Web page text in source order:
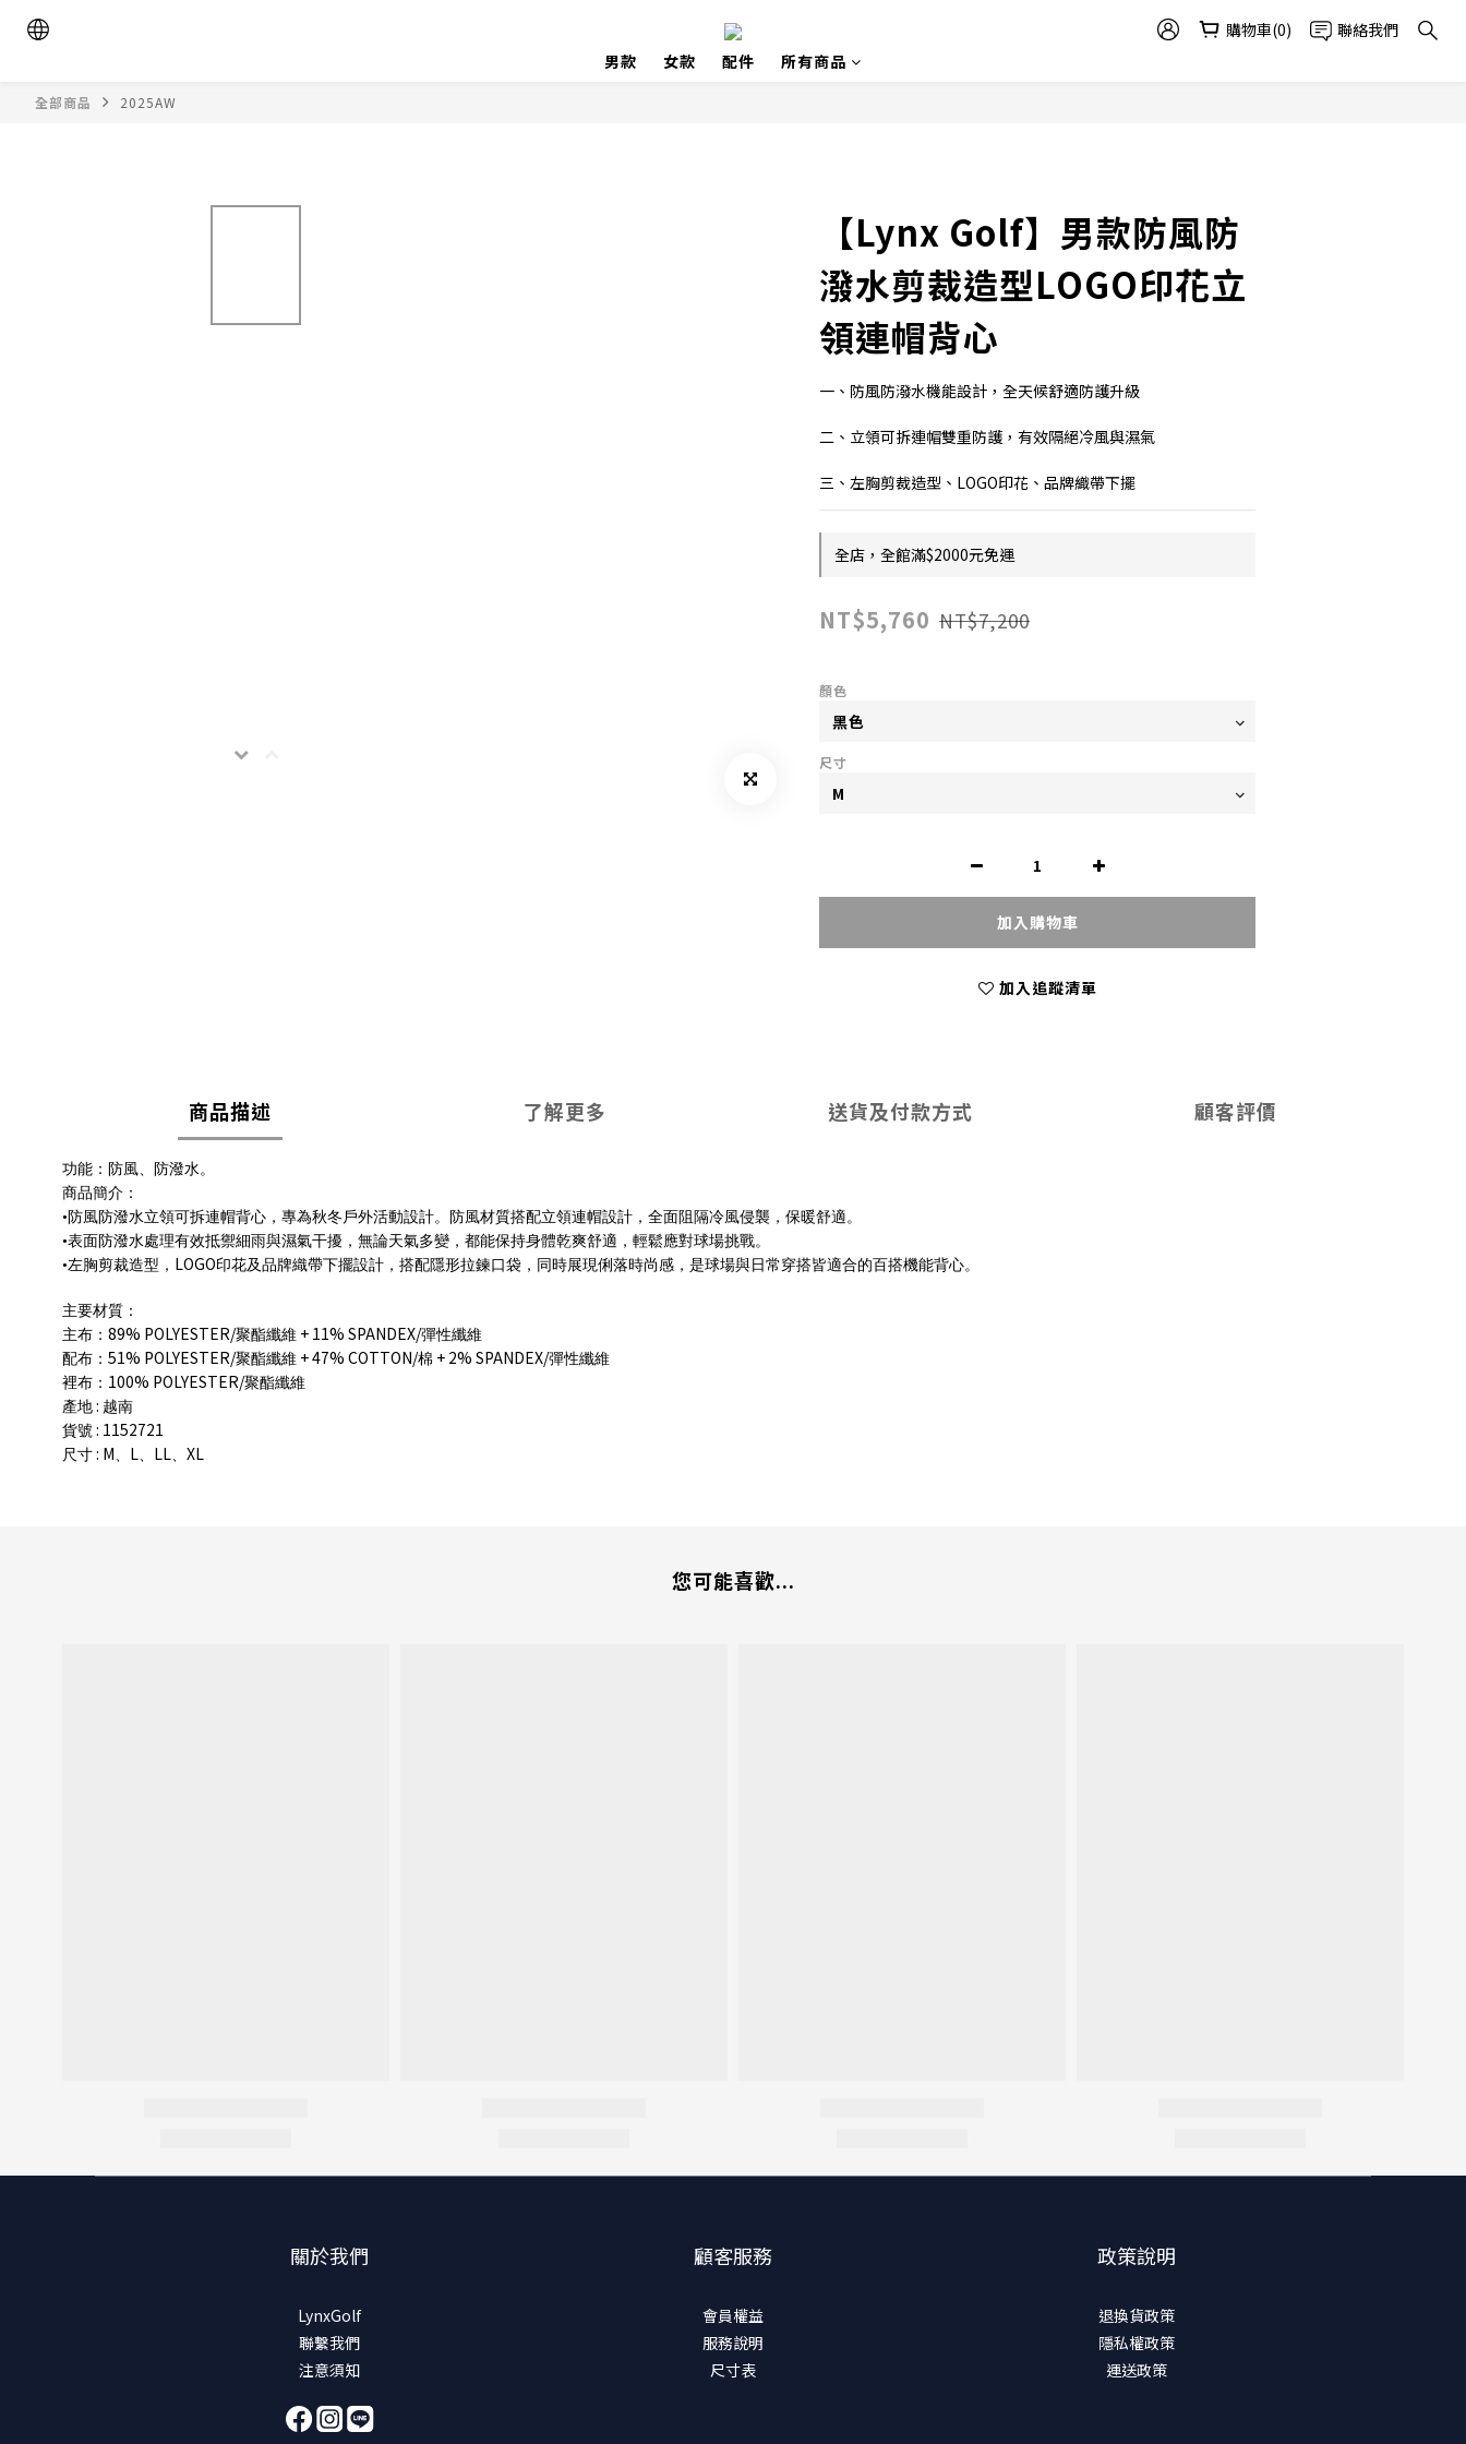
購物車(0)
聯絡我們
男款
女款 配件 所有商品
全部商品 2025AW
【Lynx Golf】男款防風防
潑水剪裁造型LOGO印花立
領連帽背心
一、防風防潑水機能設計，全天候舒適防護升級
二、立領可拆連帽雙重防護，有效隔絕冷風與濕氣
三、左胸剪裁造型、LOGO印花、品牌織帶下擺
全店，全館滿$2000元免運
NT$5,760 NT$7,200
顏色
尺寸
加入購物車
加入追蹤清單
商品描述 了解更多 送貨及付款方式 顧客評價
功能：防風、防潑水。
商品簡介：
•防風防潑水立領可拆連帽背心，專為秋冬戶外活動設計。防風材質搭配立領連帽設計，全面阻隔冷風侵襲，保暖舒適。
•表面防潑水處理有效抵禦細雨與濕氣干擾，無論天氣多變，都能保持身體乾爽舒適，輕鬆應對球場挑戰。
•左胸剪裁造型， LOGO印花及品牌織帶下擺設計，搭配隱形拉鍊口袋，同時展現俐落時尚感，是球場與日常穿搭皆適合的百搭機能背心。
主要材質：
主布： 89% POLYESTER/聚酯纖維 + 11% SPANDEX/彈性纖維
配布： 51% POLYESTER/聚酯纖維 + 47% COTTON/棉 + 2% SPANDEX/彈性纖維
裡布： 100% POLYESTER/聚酯纖維
產地 : 越南
貨號 : 1152721
尺寸 : M、 L、 LL、 XL
您可能喜歡...
關於我們
LynxGolf
聯繫我們
注意須知
顧客服務
會員權益
服務說明
尺寸表
政策說明
退換貨政策
隱私權政策
運送政策